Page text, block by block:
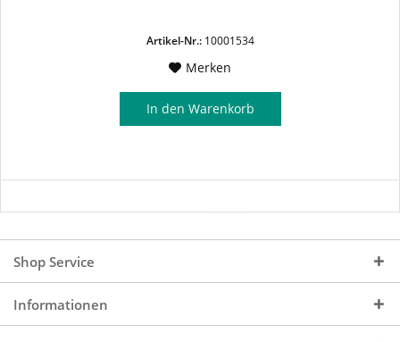
Artikel-Nr.:10001534
Merken
In den Warenkorb
Shop Service
Informationen